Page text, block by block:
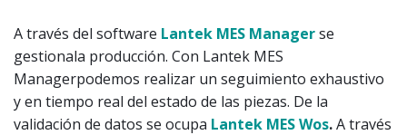
A través del software Lantek MES Managerse
gestionala producción. Con Lantek MES
Managerpodemos realizar un seguimiento exhaustivo
y en tiempo real del estado de las piezas. De la
validación de datos se ocupa Lantek MESWos.A través